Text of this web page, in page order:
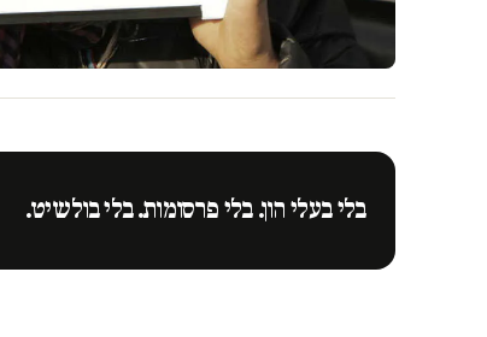
בלי בעלי הון. בלי פרסומות. בלי בולשיט.